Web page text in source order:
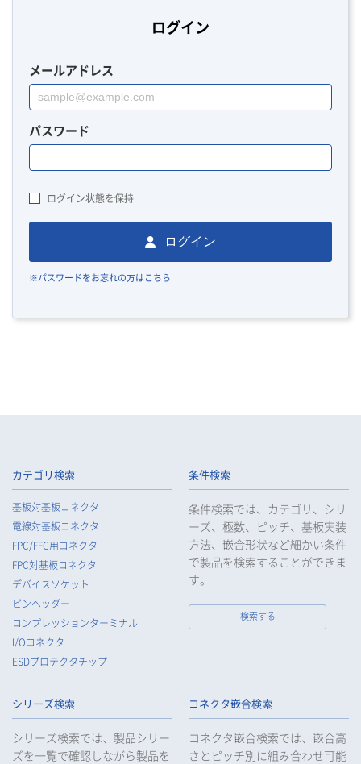
ログイン
メールアドレス
パスワード
ログイン状態を保持
ログイン
※パスワードをお忘れの方はこちら
カテゴリ検索
基板対基板コネクタ
電線対基板コネクタ
FPC/FFC用コネクタ
FPC対基板コネクタ
デバイスソケット
ピンヘッダー
コンプレッションターミナル
I/Oコネクタ
ESDプロテクタチップ
条件検索
条件検索では、カテゴリ、シリ
ーズ、極数、ピッチ、基板実装
方法、嵌合形状など細かい条件
で製品を検索することができま
す。
検索する
シリーズ検索
シリーズ検索では、製品シリー
ズを一覧で確認しながら製品を
コネクタ嵌合検索
コネクタ嵌合検索では、嵌合高
さとピッチ別に組み合わせ可能